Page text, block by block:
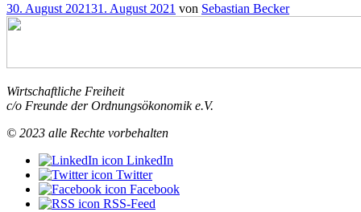
Rückkehr
massiver
dieses
wirklich
alles
“
Veröffentlicht
am
30. August 202131. August 2021 von Sebastian Becker
Wirtschaftliche Freiheit
c/o Freunde der Ordnungsökonomik e.V.
© 2023 alle Rechte vorbehalten
LinkedIn
Twitter
Facebook
RSS-Feed